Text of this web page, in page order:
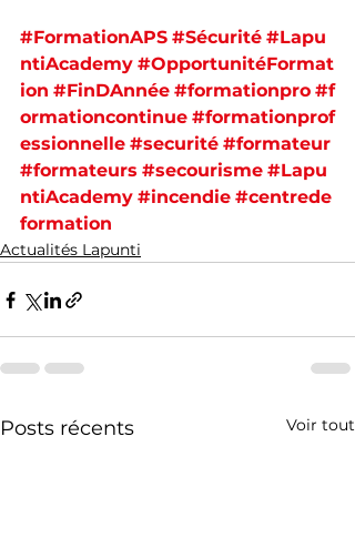
#FormationAPS #Sécurité #Lapu
ntiAcademy #OpportunitéFormat
ion #FinDAnnée #formationpro #f
ormationcontinue #formationprof
essionnelle #securité #formateur
#formateurs #secourisme #Lapu
ntiAcademy #incendie #centrede
formation
Actualités Lapunti
Posts récents Voir tout